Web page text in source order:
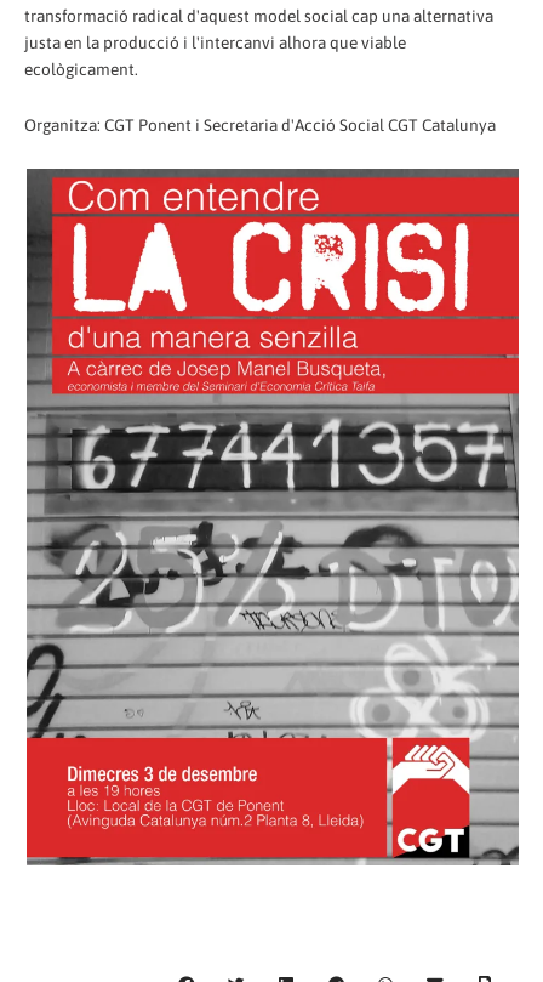
transformació radical d'aquest model social cap una alternativa
justa en la producció i l'intercanvi alhora que viable
ecològicament.
Organitza: CGT Ponent i Secretaria d'Acció Social CGT Catalunya